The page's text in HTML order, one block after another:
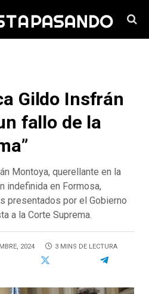
Gildo Insfrán
fallo de la
Montoya, querellante en la
indefinida en Formosa,
presentados por el Gobierno
a la Corte Suprema.
2024 3 MINS DE LECTURA